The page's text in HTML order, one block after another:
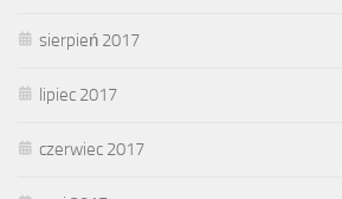
sierpień 2017
lipiec 2017
czerwiec 2017